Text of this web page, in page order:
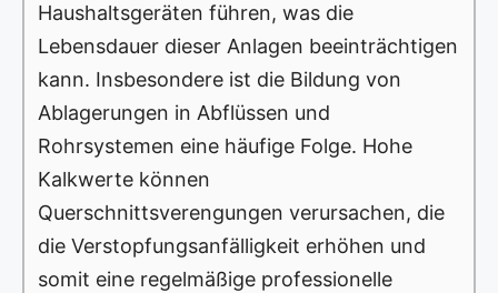
Haushaltsgeräten führen, was die
Lebensdauer dieser Anlagen beeinträchtigen
kann. Insbesondere ist die Bildung von
Ablagerungen in Abflüssen und
Rohrsystemen eine häufige Folge. Hohe
Kalkwerte können
Querschnittsverengungen verursachen, die
die Verstopfungsanfälligkeit erhöhen und
somit eine regelmäßige professionelle